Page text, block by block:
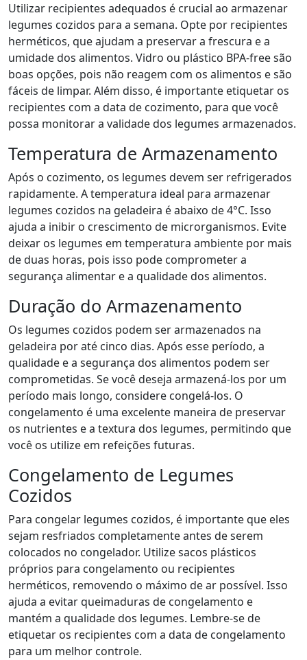
Utilizar recipientes adequados é crucial ao armazenar
legumes cozidos para a semana. Opte por recipientes
herméticos, que ajudam a preservar a frescura e a
umidade dos alimentos. Vidro ou plástico BPA-free são
boas opções, pois não reagem com os alimentos e são
fáceis de limpar. Além disso, é importante etiquetar os
recipientes com a data de cozimento, para que você
possa monitorar a validade dos legumes armazenados.
Temperatura de Armazenamento
Após o cozimento, os legumes devem ser refrigerados
rapidamente. A temperatura ideal para armazenar
legumes cozidos na geladeira é abaixo de 4°C. Isso
ajuda a inibir o crescimento de microrganismos. Evite
deixar os legumes em temperatura ambiente por mais
de duas horas, pois isso pode comprometer a
segurança alimentar e a qualidade dos alimentos.
Duração do Armazenamento
Os legumes cozidos podem ser armazenados na
geladeira por até cinco dias. Após esse período, a
qualidade e a segurança dos alimentos podem ser
comprometidas. Se você deseja armazená-los por um
período mais longo, considere congelá-los. O
congelamento é uma excelente maneira de preservar
os nutrientes e a textura dos legumes, permitindo que
você os utilize em refeições futuras.
Congelamento de Legumes
Cozidos
Para congelar legumes cozidos, é importante que eles
sejam resfriados completamente antes de serem
colocados no congelador. Utilize sacos plásticos
próprios para congelamento ou recipientes
herméticos, removendo o máximo de ar possível. Isso
ajuda a evitar queimaduras de congelamento e
mantém a qualidade dos legumes. Lembre-se de
etiquetar os recipientes com a data de congelamento
para um melhor controle.